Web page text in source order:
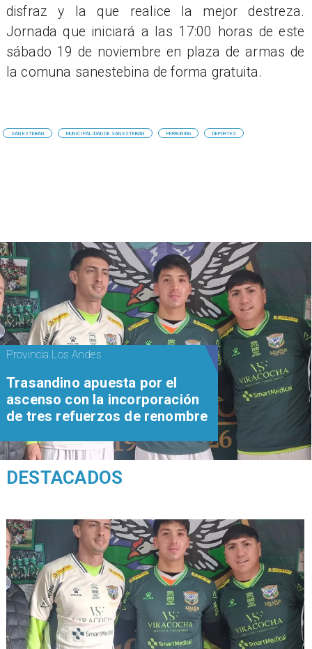
disfraz y la que realice la mejor destreza.
Jornada que iniciará a las 17:00 horas de este
sábado 19 de noviembre en plaza de armas de
la comuna sanestebina de forma gratuita.
SAN ESTEBAN MUNICIPALIDAD DE SAN ESTEBAN PERRUNING DEPORTES
Provincia Los Andes
Trasandino apuesta por el
ascenso con la incorporación
de tres refuerzos de renombre
DESTACADOS